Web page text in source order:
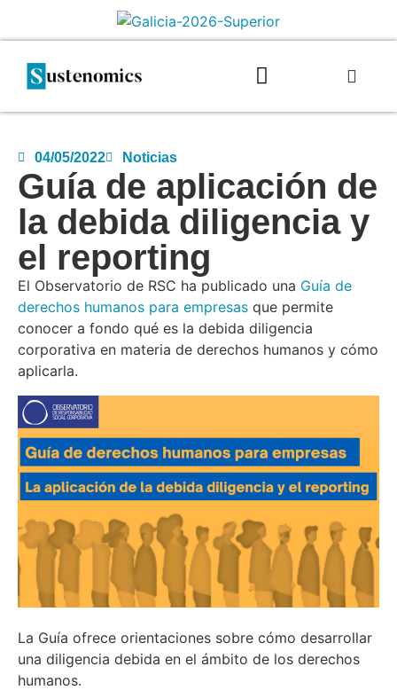
04/05/2022 Noticias
Guía de aplicación de
la debida diligencia y
el reporting
El Observatorio de RSC ha publicado una Guía de
derechos humanos para empresas que permite
conocer a fondo qué es la debida diligencia
corporativa en materia de derechos humanos y cómo
aplicarla.
La Guía ofrece orientaciones sobre cómo desarrollar
una diligencia debida en el ámbito de los derechos
humanos.